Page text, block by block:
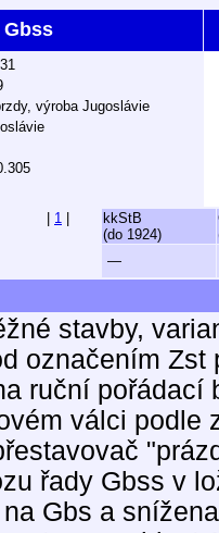
Gbss
výroba Jugoslávie
1
kkStB
(do 1924)
—
stavby,
označením Zst
ruční pořádací
válci podle
řady Gbss v
Gbs a